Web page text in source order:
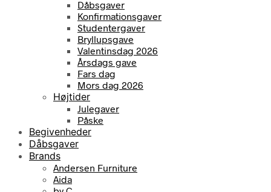
Dåbsgaver
Konfirmationsgaver
Studentergaver
Bryllupsgave
Valentinsdag 2026
Årsdags gave
Fars dag
Mors dag 2026
Højtider
Julegaver
Påske
Begivenheder
Dåbsgaver
Brands
Andersen Furniture
Aida